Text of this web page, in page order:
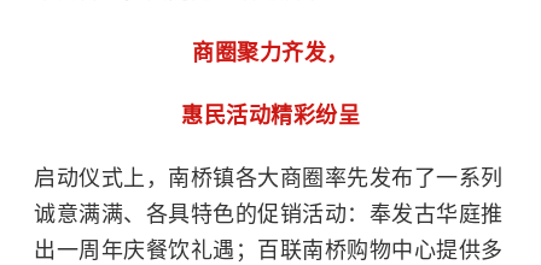
商圈聚力齐发，
惠民活动精彩纷呈
启动仪式上，南桥镇各大商圈率先发布了一系列
诚意满满、各具特色的促销活动：奉发古华庭推
出一周年庆餐饮礼遇；百联南桥购物中心提供多